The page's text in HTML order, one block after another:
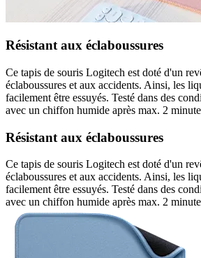
Résistant aux éclaboussures
Ce tapis de souris Logitech est doté d'un
éclaboussures et aux accidents. Ainsi, les
facilement être essuyés. Testé dans des
avec un chiffon humide après max. 2
Résistant aux éclaboussures
Ce tapis de souris Logitech est doté d'un
éclaboussures et aux accidents. Ainsi, les
facilement être essuyés. Testé dans des
avec un chiffon humide après max. 2